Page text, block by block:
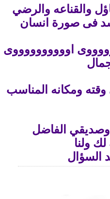
والقناعه والرضي
فى صورة انسان
اووووووووووى
ومكانه المناسب
الفاضل
ولنا
السؤال